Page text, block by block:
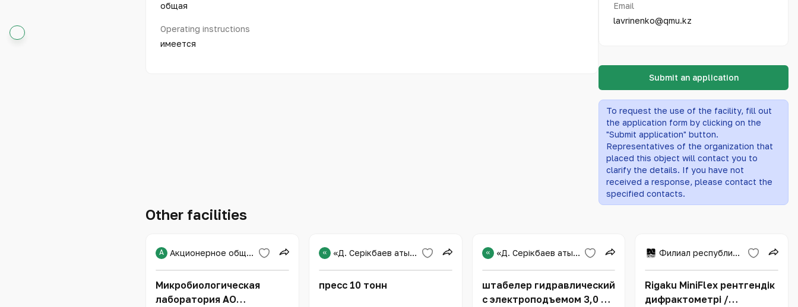
общая
Operating instructions
имеется
Email
lavrinenko@qmu.kz
Submit an application
To request the use of the facility, fill out
the application form by clicking on the
"Submit application" button.
Representatives of the organization that
placed this object will contact you to
clarify the details. If you have not
received a response, please contact the
specified contacts.
Other facilities
А Акционерное общество «Национальный научный медицинский центр»
Микробиологическая
лаборатория АО
« «Д. Серікбаев атындағы Шығыс Қазақстан техникалық университеті»
пресс 10 тонн
« «Д. Серікбаев атындағы Шығыс Қазақстан техникалық университеті»
штабелер гидравлический
с электроподъемом 3,0 т
Филиал республиканского государственного предприятие на праве хозяйственного ведения Национальный центр по комплексной переработке минерального сырья Республики Казахстан Комитета промышленности Министерства промышленности и строительства Республики Казахстан Химико-металлургический институт им. Ж.Абишева
Rigaku MiniFlex рентгендік
дифрактометрі /